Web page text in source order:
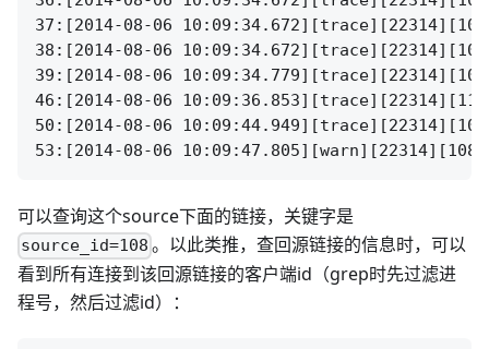
37:[2014-08-06
38:[2014-08-06
39:[2014-08-06
46:[2014-08-06
50:[2014-08-06
可以查询这个source下面的链接，关键字是
source_id=108 。以此类推，查回源链接的信息时，可以
看到所有连接到该回源链接的客户端id（grep时先过滤进
程号，然后过滤id）：